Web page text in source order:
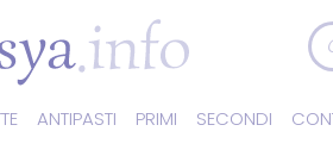
ANTIPASTI PRIMI SECONDI